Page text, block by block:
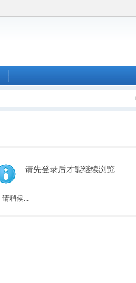
请先登录后才能继续浏览
请稍候...